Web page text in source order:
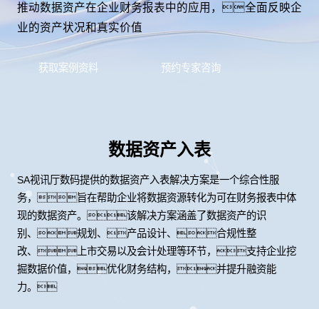
推动数据资产在企业财务报表中的应用，全面反映企
业的资产状况和真实价值
获取案例资料 预约专家咨询
数据资产入表
SA视讯厅数码提供的数据资产入表解决方案是一个综合性服
务，旨在帮助企业将数据资源转化为可在财务报表中体
现的数据资产。该解决方案涵盖了数据资产的识
别、规划、产品设计、合规性整
改、上市交易以及会计处理等环节，支持企业挖
掘数据价值，优化财务结构，并提升融资能
力。